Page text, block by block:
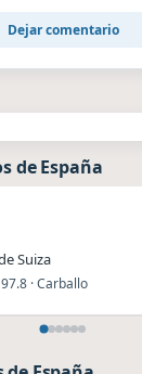
Dejar comentario
de España
Suiza
· Carballo